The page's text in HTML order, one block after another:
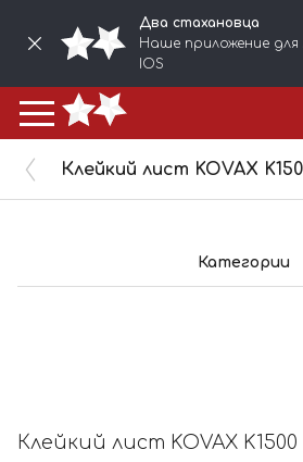
Два стахановца
Наше приложение для
IOS
Категории
Клейкий лист KOVAX K1500